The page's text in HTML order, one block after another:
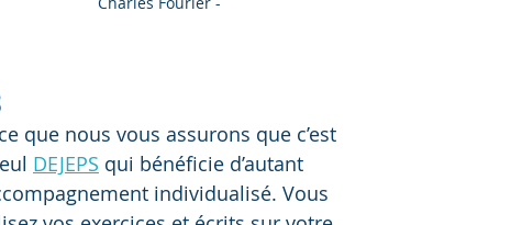
que nous vous assurons que c’est
DEJEPS qui bénéficie d’autant
individualisé. Vous